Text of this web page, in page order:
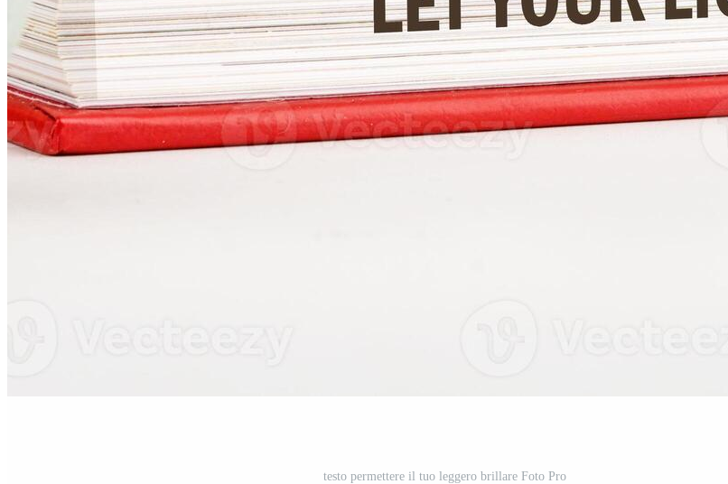
testo permettere il tuo leggero brillare Foto Pro